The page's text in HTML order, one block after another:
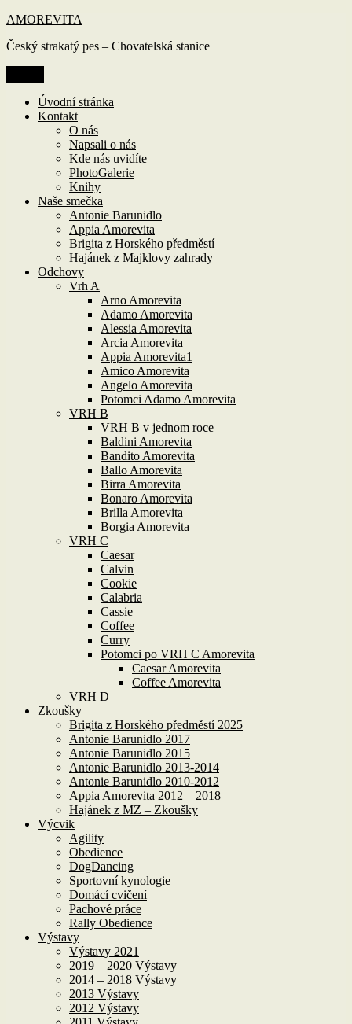
Přejít
obsahu
AMOREVITA
Český strakatý pes – Chovatelská stanice
Úvodní stránka
Kontakt
O nás
Napsali o nás
Kde nás uvidíte
PhotoGalerie
Knihy
Naše smečka
Antonie Barunidlo
Appia Amorevita
Brigita z Horského předměstí
Hajánek z Majklovy zahrady
Odchovy
Vrh A
Arno Amorevita
Adamo Amorevita
Alessia Amorevita
Arcia Amorevita
Appia Amorevita1
Amico Amorevita
Angelo Amorevita
Potomci Adamo Amorevita
VRH B
VRH B v jednom roce
Baldini Amorevita
Bandito Amorevita
Ballo Amorevita
Birra Amorevita
Bonaro Amorevita
Brilla Amorevita
Borgia Amorevita
VRH C
Caesar
Calvin
Cookie
Calabria
Cassie
Coffee
Curry
Potomci po VRH C Amorevita
Caesar Amorevita
Coffee Amorevita
VRH D
Zkoušky
Brigita z Horského předměstí 2025
Antonie Barunidlo 2017
Antonie Barunidlo 2015
Antonie Barunidlo 2013-2014
Antonie Barunidlo 2010-2012
Appia Amorevita 2012 – 2018
Hajánek z MZ – Zkoušky
Výcvik
Agility
Obedience
DogDancing
Sportovní kynologie
Domácí cvičení
Pachové práce
Rally Obedience
Výstavy
Výstavy 2021
2019 – 2020 Výstavy
2014 – 2018 Výstavy
2013 Výstavy
2012 Výstavy